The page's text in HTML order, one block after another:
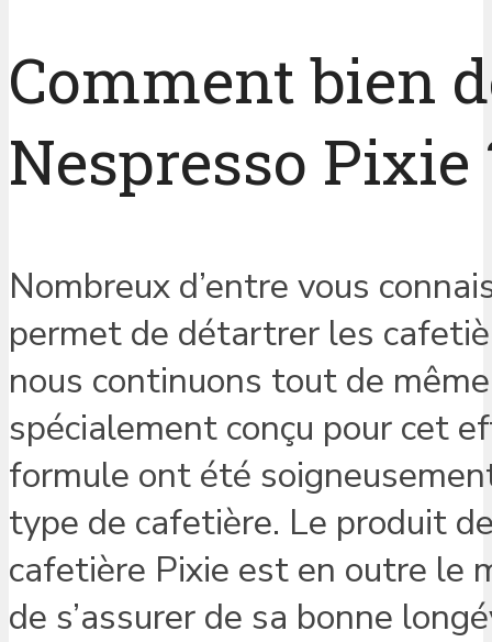
Comment bien
Nespresso Pixie
Nombreux d’entre vous
permet de détartrer les
nous continuons tout de
spécialement conçu pour cet
formule ont été
type de cafetière. Le produit
cafetière Pixie est en outre le
de s’assurer de sa bonne